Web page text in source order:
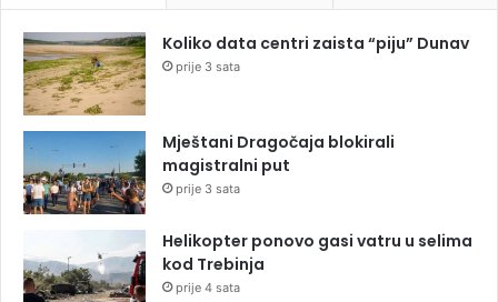
Koliko data centri zaista “piju” Dunav
prije 3 sata
Mještani Dragočaja blokirali
magistralni put
prije 3 sata
Helikopter ponovo gasi vatru u selima
kod Trebinja
prije 4 sata